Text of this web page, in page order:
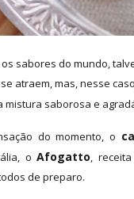
sabores do mundo,
atraem, mas, nesse
mistura saborosa e
do momento, o
oAfogatto,
de preparo.